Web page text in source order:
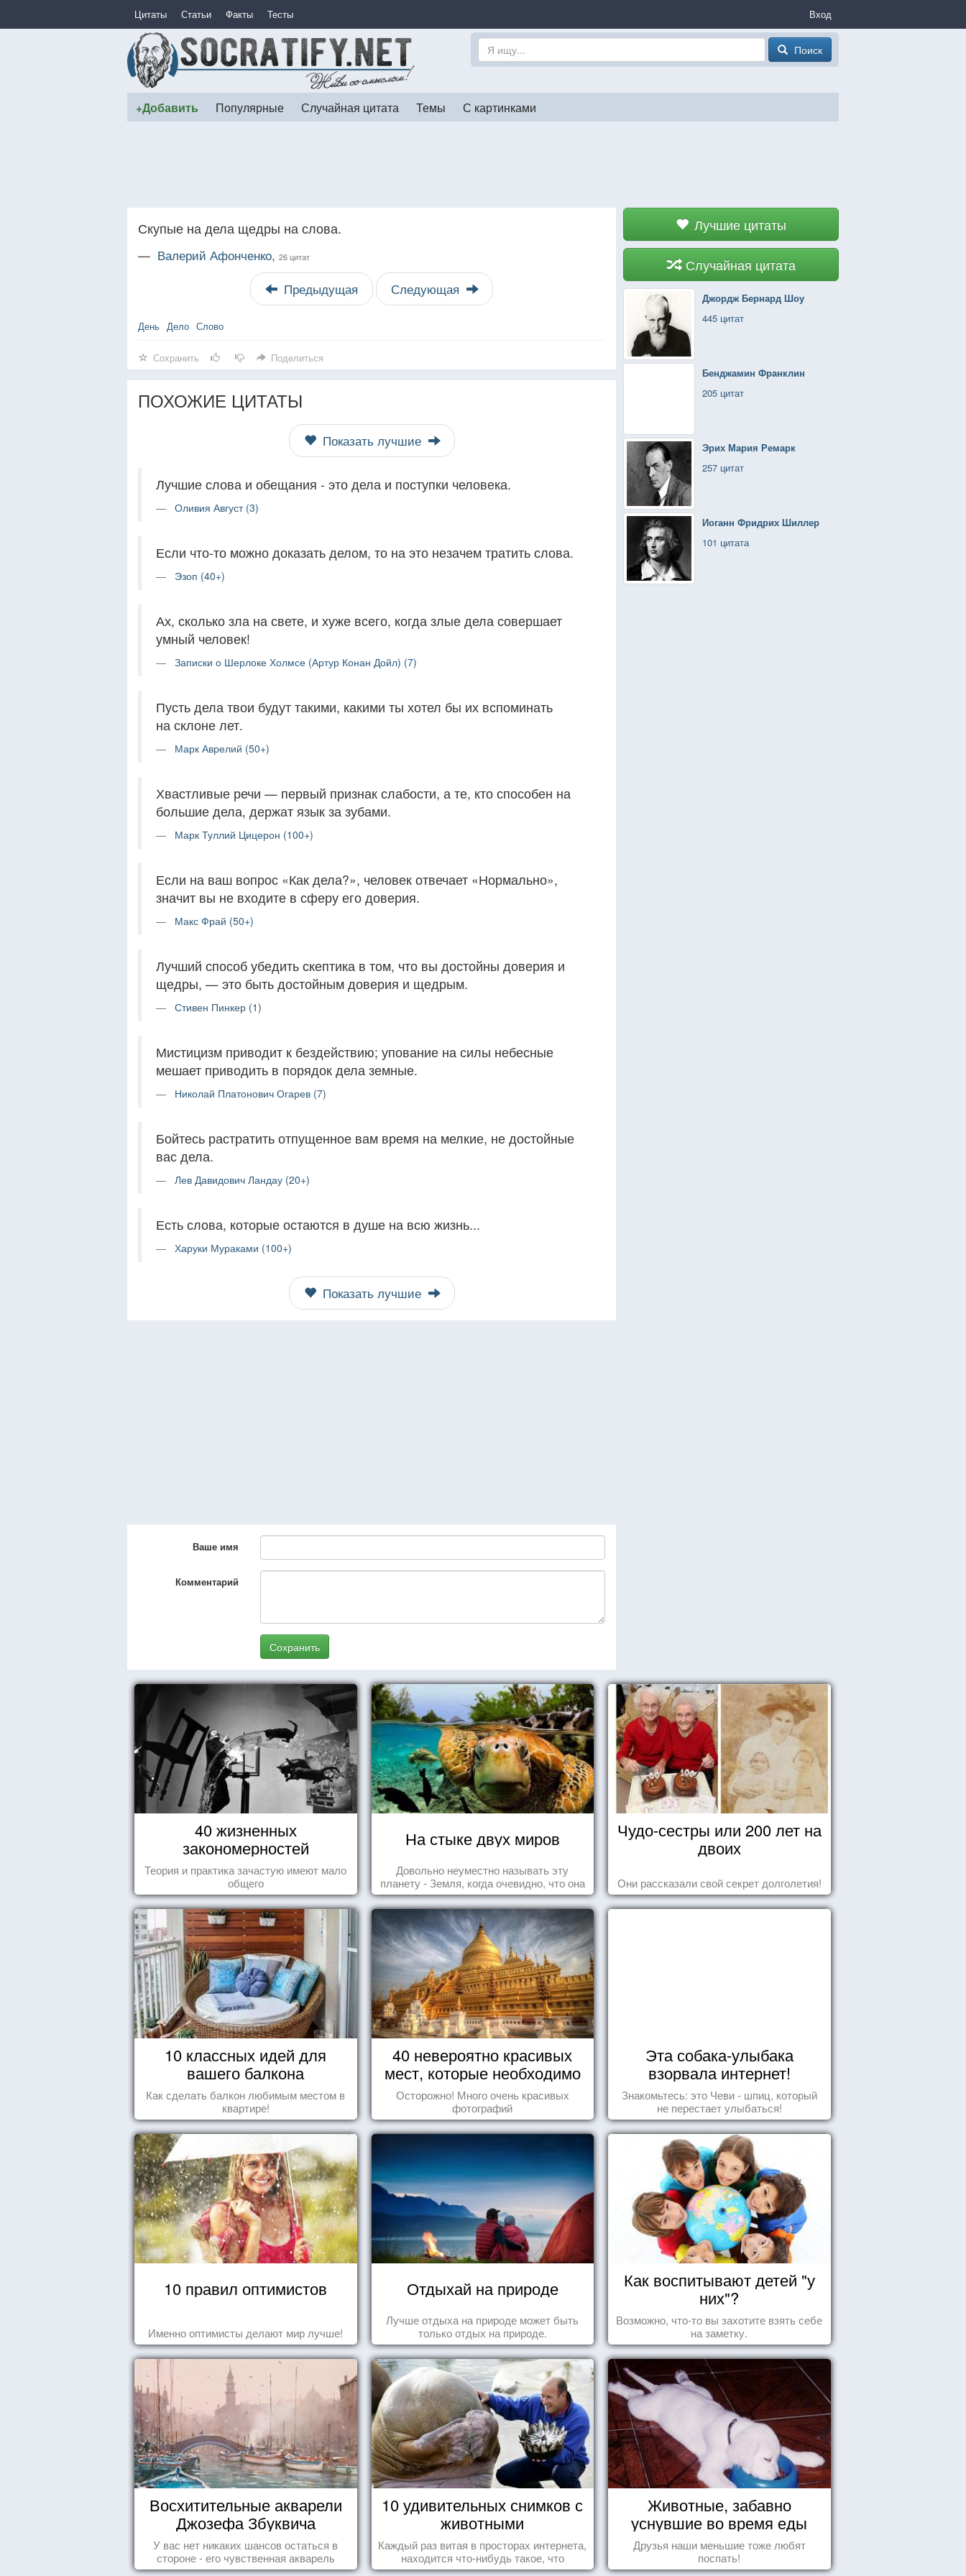
Цитаты Статьи Факты Тесты Вход
Поиск
+Добавить Популярные Случайная цитата Темы С картинками
Лучшие цитаты
Случайная цитата
Джордж Бернард Шоу
445 цитат
Бенджамин Франклин
205 цитат
Эрих Мария Ремарк
257 цитат
Иоганн Фридрих Шиллер
101 цитата
Скупые на дела щедры на слова.
— Валерий Афонченко, 26 цитат
Предыдущая Следующая
День Дело Слово
Сохранить Поделиться
ПОХОЖИЕ ЦИТАТЫ
Показать лучшие
Лучшие слова и обещания - это дела и поступки человека.
Оливия Август (3)
Если что-то можно доказать делом, то на это незачем тратить слова.
Эзоп (40+)
Ах, сколько зла на свете, и хуже всего, когда злые дела совершает
умный человек!
Записки о Шерлоке Холмсе (Артур Конан Дойл) (7)
Пусть дела твои будут такими, какими ты хотел бы их вспоминать
на склоне лет.
Марк Аврелий (50+)
Хвастливые речи — первый признак слабости, а те, кто способен на
большие дела, держат язык за зубами.
Марк Туллий Цицерон (100+)
Если на ваш вопрос «Как дела?», человек отвечает «Нормально»,
значит вы не входите в сферу его доверия.
Макс Фрай (50+)
Лучший способ убедить скептика в том, что вы достойны доверия и
щедры, — это быть достойным доверия и щедрым.
Стивен Пинкер (1)
Мистицизм приводит к бездействию; упование на силы небесные
мешает приводить в порядок дела земные.
Николай Платонович Огарев (7)
Бойтесь растратить отпущенное вам время на мелкие, не достойные
вас дела.
Лев Давидович Ландау (20+)
Есть слова, которые остаются в душе на всю жизнь...
Харуки Мураками (100+)
Показать лучшие
Ваше имя
Комментарий
Сохранить
40 жизненных
закономерностей
Теория и практика зачастую имеют мало
общего
На стыке двух миров
Довольно неуместно называть эту
планету - Земля, когда очевидно, что она
- Океан.
Чудо-сестры или 200 лет на
двоих
Они рассказали свой секрет долголетия!
10 классных идей для
вашего балкона
Как сделать балкон любимым местом в
квартире!
40 невероятно красивых
мест, которые необходимо
увидеть пока вы живы
Осторожно! Много очень красивых
фотографий
Эта собака-улыбака
взорвала интернет!
Знакомьтесь: это Чеви - шпиц, который
не перестает улыбаться!
10 правил оптимистов
Именно оптимисты делают мир лучше!
Отдыхай на природе
Лучше отдыха на природе может быть
только отдых на природе.
Как воспитывают детей "у
них"?
Возможно, что-то вы захотите взять себе
на заметку.
Восхитительные акварели
Джозефа Збуквича
У вас нет никаких шансов остаться в
стороне - его чувственная акварель
покорила жителей всего мира.
10 удивительных снимков с
животными
Каждый раз витая в просторах интернета,
находится что-нибудь такое, что
заставляет улыбнуться, удивиться,
Животные, забавно
уснувшие во время еды
Друзья наши меньшие тоже любят
поспать!